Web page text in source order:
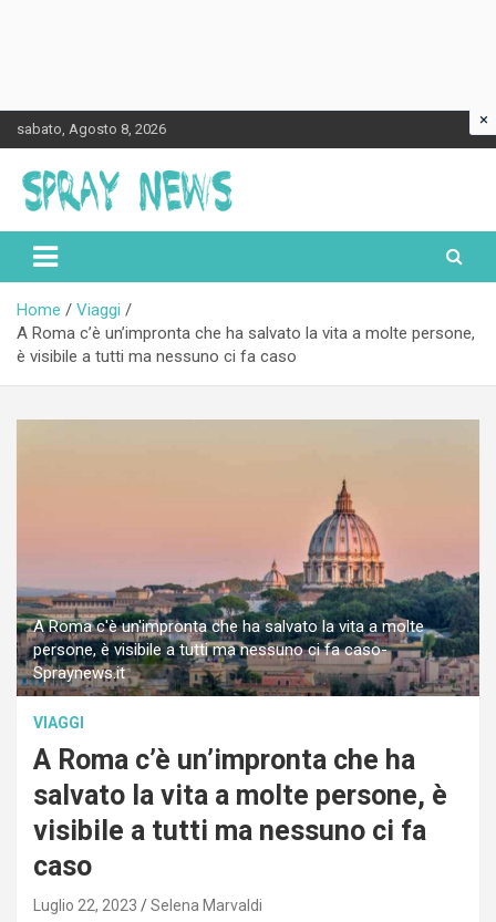
to
content
sabato, Agosto 8, 2026
Spraynews.it
Home
Viaggi
A Roma c’è un’impronta che ha salvato la vita a molte persone,
è visibile a tutti ma nessuno ci fa caso
A Roma c'è un'impronta che ha salvato la vita a molte
persone, è visibile a tutti ma nessuno ci fa caso-
Spraynews.it
VIAGGI
A Roma c’è un’impronta che ha
salvato la vita a molte persone, è
visibile a tutti ma nessuno ci fa
caso
Luglio 22, 2023 Selena Marvaldi
×